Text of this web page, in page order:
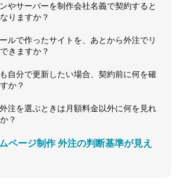
やサーバーを制作会社名義で契約すると
りますか？
ルで作ったサイトを、あとから外注でリ
きますか？
自分で更新したい場合、契約前に何を確
か？
注を選ぶときは月額料金以外に何を見れ
？
ページ制作 外注の判断基準が見え